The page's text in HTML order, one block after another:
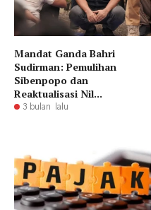
Mandat Ganda Bahri
Sudirman: Pemulihan
Sibenpopo dan
Reaktualisasi Nil...
3 bulan lalu